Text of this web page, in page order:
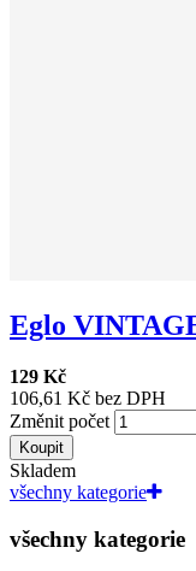
Eglo
129 Kč
106,61 Kč bez DPH
Změnit počet
Koupit
Skladem
všechny kategorie
všechny kategorie